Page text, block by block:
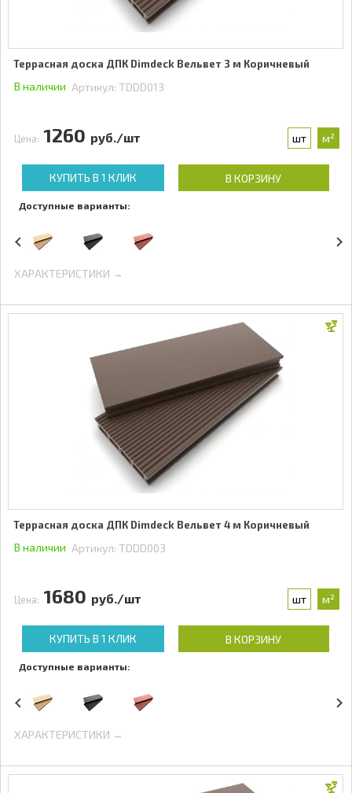
Террасная доска ДПК Dimdeck Вельвет 3 м Коричневый
В наличии Артикул: TDDD013
Цена: 1260 руб./шт шт м²
КУПИТЬ В 1 КЛИК В КОРЗИНУ
Доступные варианты:
ХАРАКТЕРИСТИКИ →
Террасная доска ДПК Dimdeck Вельвет 4 м Коричневый
В наличии Артикул: TDDD003
Цена: 1680 руб./шт шт м²
КУПИТЬ В 1 КЛИК В КОРЗИНУ
Доступные варианты:
ХАРАКТЕРИСТИКИ →